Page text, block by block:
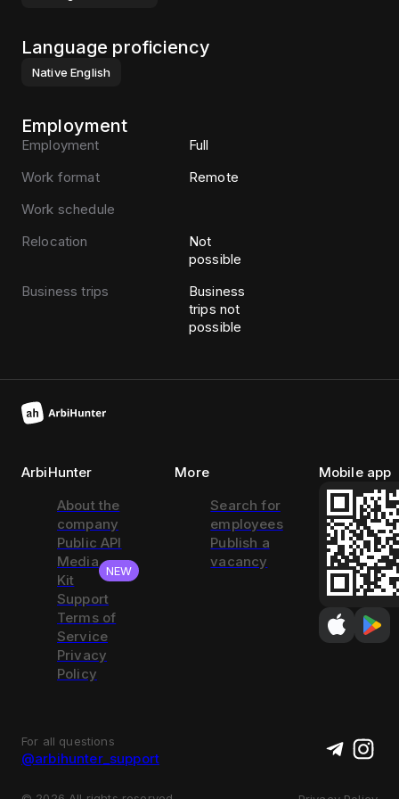
Language proficiency
Native English
Employment
Employment
Full
Work format
Remote
Work schedule
Relocation
Not
possible
Business trips
Business
trips not
possible
ArbiHunter
About the
company
Public API
Media
Kit
NEW
Support
Terms of
Service
Privacy
Policy
More
Search for
employees
Publish a
vacancy
Mobile app
For all questions
@arbihunter_support